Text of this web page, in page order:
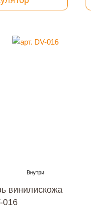
винилискожа
016